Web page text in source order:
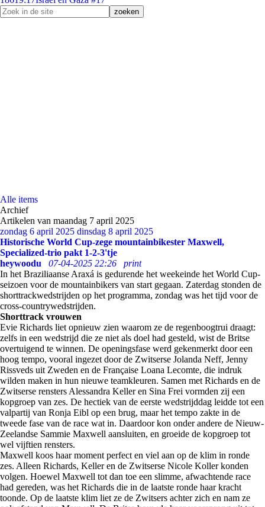
Alle items
Archief
Artikelen van maandag 7 april 2025
zondag 6 april 2025 dinsdag 8 april 2025
Historische World Cup-zege mountainbikester Maxwell,
Specialized-trio pakt 1-2-3'tje
heywoodu
07-04-2025 22:26
print
In het Braziliaanse Araxá is gedurende het weekeinde het World Cup-
seizoen voor de mountainbikers van start gegaan. Zaterdag stonden de
shorttrackwedstrijden op het programma, zondag was het tijd voor de
cross-countrywedstrijden.
Shorttrack vrouwen
Evie Richards liet opnieuw zien waarom ze de regenboogtrui draagt:
zelfs in een wedstrijd die ze niet als doel had gesteld, wist de Britse
overtuigend te winnen. De openingsfase werd gekenmerkt door een
hoog tempo, vooral ingezet door de Zwitserse Jolanda Neff, Jenny
Rissveds uit Zweden en de Française Loana Lecomte, die indruk
wilden maken in hun nieuwe teamkleuren. Samen met Richards en de
Zwitserse rensters Alessandra Keller en Sina Frei vormden zij een
kopgroep van zes. De hectiek van de eerste wedstrijddag leidde tot een
valpartij van Ronja Eibl op een brug, maar het tempo zakte in de
tweede fase van de race wat in. Daardoor kon onder andere de Nieuw-
Zeelandse Sammie Maxwell aansluiten, en groeide de kopgroep tot
wel vijftien rensters.
Maxwell koos haar moment perfect en viel aan op de klim in ronde
zes. Alleen Richards, Keller en de Zwitserse Nicole Koller konden
volgen. Hoewel Maxwell tot dan toe een slimme, afwachtende race
had gereden, was het Richards die in de laatste ronde haar kracht
toonde. Op de laatste klim liet ze de Zwitsers achter zich en nam ze